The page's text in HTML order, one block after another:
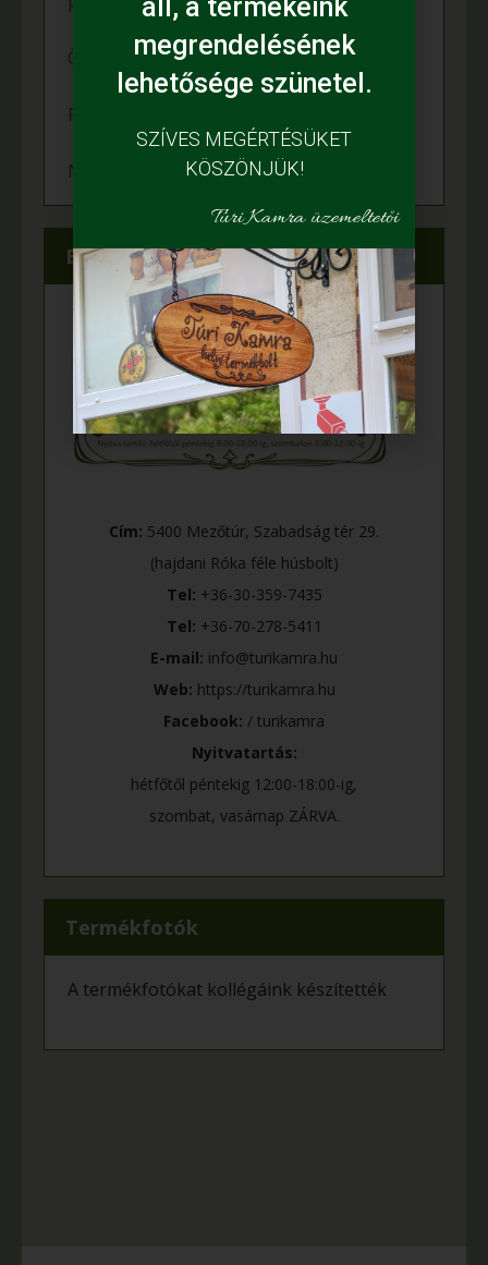
Örömünnep a Fehér tanyán
Felgyulladt a fény Murányi Éva tanyáján
Napelem került az Adamcsik tanyára
Elérhetőségeink
Cím: 5400 Mezőtúr, Szabadság tér 29.
(hajdani Róka féle húsbolt)
Tel: +36-30-359-7435
Tel: +36-70-278-5411
E-mail: info@turikamra.hu
Web: https://turikamra.hu
Facebook: / turikamra
Nyitvatartás:
hétfőtől péntekig 12:00-18:00-ig,
szombat, vasárnap ZÁRVA.
Termékfotók
A termékfotókat kollégáink készítették
áll, a termékeink
megrendelésének
lehetősége szünetel.
SZÍVES MEGÉRTÉSÜKET
KÖSZÖNJÜK!
Túri Kamra üzemeltetői